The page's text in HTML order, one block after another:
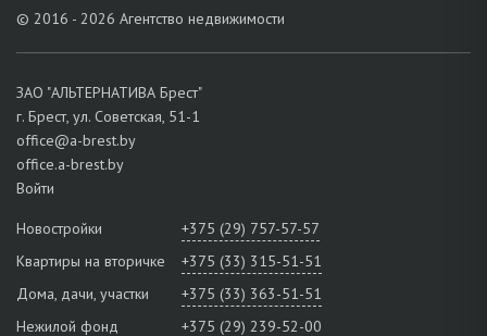
Обращайтесь, чтобы узнать все об объекте!
© 2016 - 2026 Агентство недвижимости
ЗАО "АЛЬТЕРНАТИВА Брест"
г. Брест, ул. Советская, 51-1
office@a-brest.by
office.a-brest.by
Войти
Новостройки
+375 (29) 757-57-57
Квартиры на вторичке
+375 (33) 315-51-51
Дома, дачи, участки
+375 (33) 363-51-51
Нежилой фонд
+375 (29) 239-52-00